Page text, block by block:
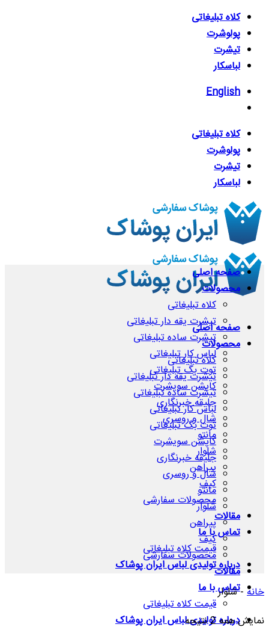
Skip
content
کلاه تبلیغاتی
پولوشرت
تیشرت
لباسکار
English
کلاه تبلیغاتی
پولوشرت
تیشرت
لباسکار
صفحه اصلی
محصولات
کلاه تبلیغاتی
تیشرت یقه دار تبلیغاتی
تیشرت ساده تبلیغاتی
لباس کار تبلیغاتی
توت بگ تبلیغاتی
کاپشن سویشرت
جلیقه خبرنگاری
شال و روسری
مانتو
شلوار
پیراهن
کیف
محصولات سفارشی
مقالات
تماس با ما
قیمت کلاه تبلیغاتی
درباره تولیدی لباس ایران پوشاک
صفحه اصلی
محصولات
کلاه تبلیغاتی
تیشرت یقه دار تبلیغاتی
تیشرت ساده تبلیغاتی
لباس کار تبلیغاتی
توت بگ تبلیغاتی
کاپشن سویشرت
جلیقه خبرنگاری
شال و روسری
مانتو
شلوار
پیراهن
کیف
محصولات سفارشی
مقالات
تماس با ما
قیمت کلاه تبلیغاتی
درباره تولیدی لباس ایران پوشاک
خانه -شلوار
نمایش همه 2 نتیجه
مرتب‌سازی